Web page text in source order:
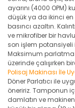
ayarını (4000 OPM)
düşük ya da ikinci
basıncı azaltın.
ve mikrofiber bir
son işlem
Maksimum parlatma
üzerinde çalışırken
Polisaj Makinası İle
Döner Parlatıcı ile
öneririz. Tamponun
damlatın ve